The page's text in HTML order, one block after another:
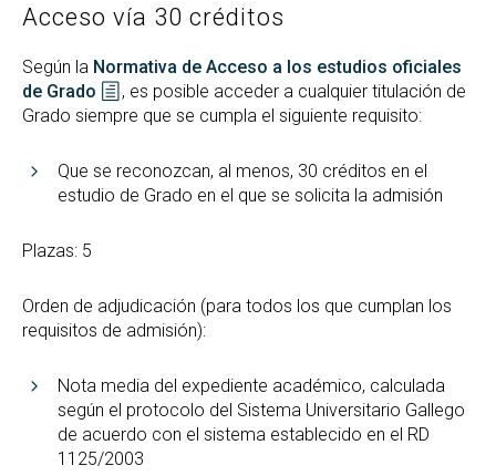
Acceso vía 30 créditos
Según la Normativa de Acceso a los estudios oficiales
de Grado
, es posible acceder a cualquier titulación de
Grado siempre que se cumpla el siguiente requisito:
Que se reconozcan, al menos, 30 créditos en el
estudio de Grado en el que se solicita la admisión
Plazas: 5
Orden de adjudicación (para todos los que cumplan los
requisitos de admisión):
Nota media del expediente académico, calculada
según el protocolo del Sistema Universitario Gallego
de acuerdo con el sistema establecido en el RD
1125/2003